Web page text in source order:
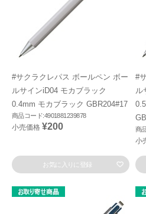
#サクラクレパス ボールペン ボー
ルサインiD04 モカブラック
0.4mm モカブラック GBR204#17
商品コード:4901881239878
小売価格 ¥200
お気に入りに登録
#
ル
商
小